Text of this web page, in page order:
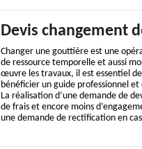
Devis changement
Changer une gouttière est une
de ressource temporelle et aussi
œuvre les travaux, il est essentiel
bénéficier un guide professionnel
La réalisation d’une demande de
de frais et encore moins
une demande de rectification en